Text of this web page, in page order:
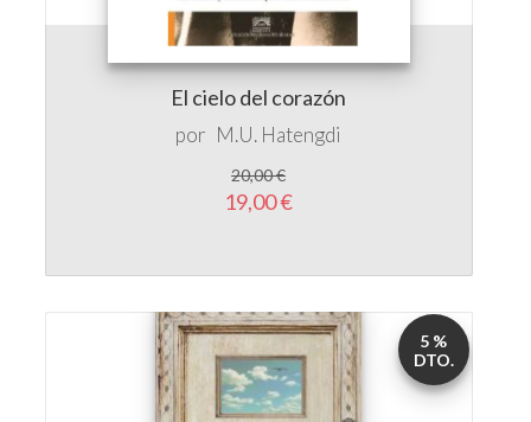
El cielo del corazón
por M.U. Hatengdi
20,00 €
19,00 €
5 %
DTO.